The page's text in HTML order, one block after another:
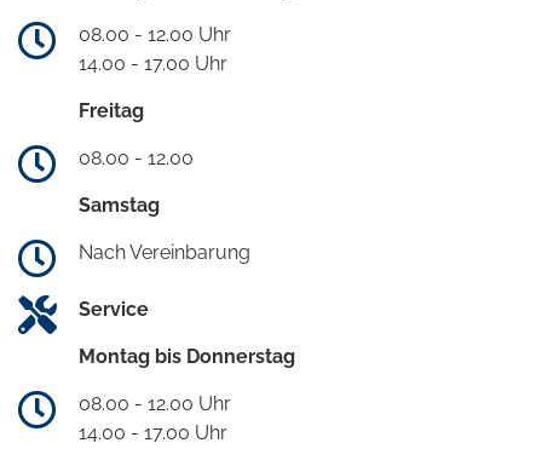
08.00 - 12.00 Uhr
14.00 - 17.00 Uhr
Freitag
08.00 - 12.00
Samstag
Nach Vereinbarung
Service
Montag bis Donnerstag
08.00 - 12.00 Uhr
14.00 - 17.00 Uhr